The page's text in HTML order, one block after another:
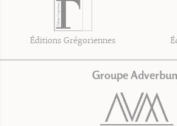
Éditions Grégoriennes
Groupe